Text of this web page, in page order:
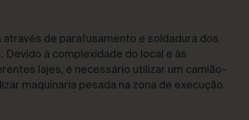
de parafusamento e soldadura dos
Devido à complexidade do local e às
lajes, é necessário utilizar um camião-
maquinaria pesada na zona de execução.